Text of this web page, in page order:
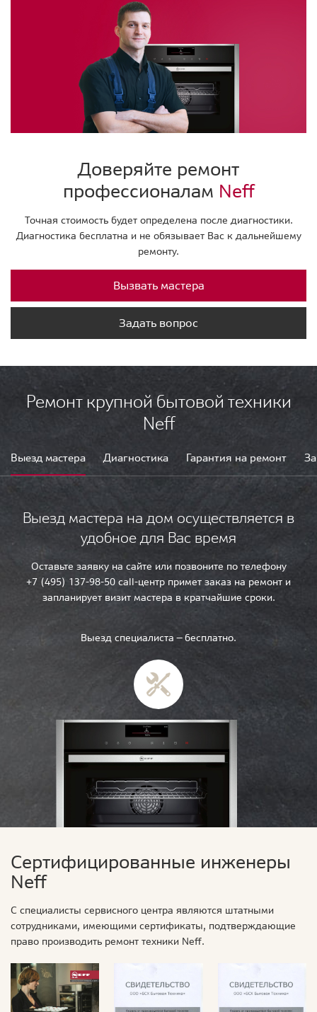
Доверяйте ремонт
профессионалам Neff
Точная стоимость будет определена после диагностики.
Диагностика бесплатна и не обязывает Вас к дальнейшему
ремонту.
Вызвать мастера
Задать вопрос
Ремонт крупной бытовой техники
Neff
Выезд мастера Диагностика Гарантия на ремонт
Выезд мастера на дом осуществляется в
удобное для Вас время
Оставьте заявку на сайте или позвоните по телефону
+7 (495) 137-98-50 call-центр примет заказ на ремонт и
запланирует визит мастера в кратчайшие сроки.
Выезд специалиста — бесплатно.
Сертифицированные инженеры
Neff
С специалисты сервисного центра являются штатными
сотрудниками, имеющими сертификаты, подтверждающие
право производить ремонт техники Neff.